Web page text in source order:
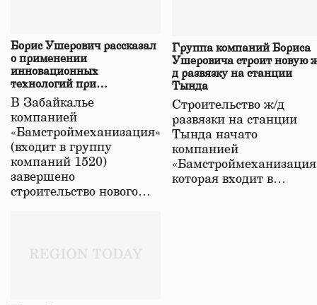
Борис Ушерович рассказал
о применении
инновационных
технологий при
строительстве нового моста
в Забайкалье
В Забайкалье
компанией
«Бамстроймеханизация»
(входит в группу
компаний 1520)
завершено
строительство нового…
Группа компаний Бориса
Ушеровича строит новую
д развязку на станции
Тында
Строительство ж/д
развязки на станции
Тында начато
компанией
которая входит в…